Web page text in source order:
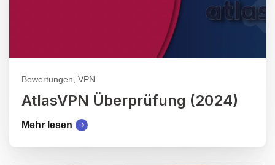
Bewertungen, VPN
AtlasVPN Überprüfung (2024)
Mehr lesen